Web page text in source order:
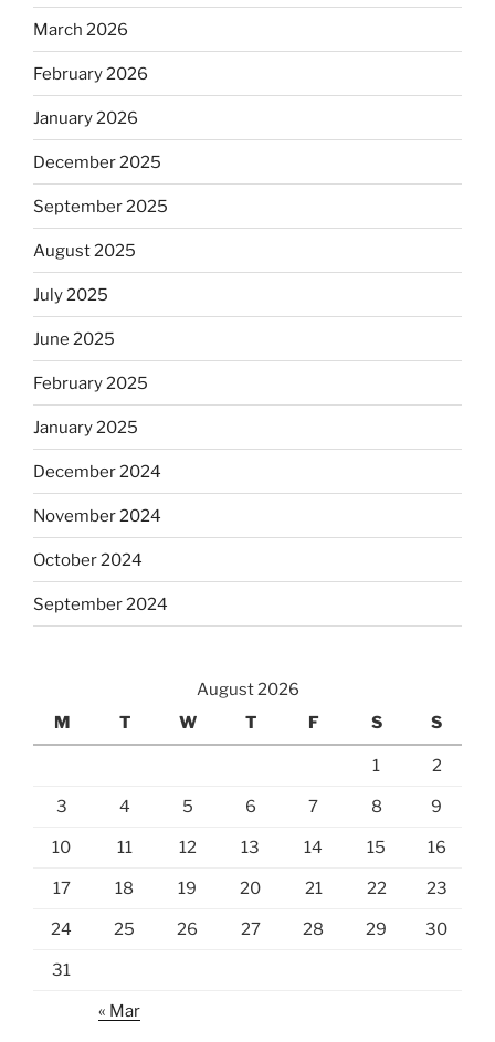
March 2026
February 2026
January 2026
December 2025
September 2025
August 2025
July 2025
June 2025
February 2025
January 2025
December 2024
November 2024
October 2024
September 2024
August 2026
M
T W T F S S
1 2
3 4 5 6 7 8 9
10 11 12 13 14 15 16
17 18 19 20 21 22 23
24 25 26 27 28 29 30
31
« Mar